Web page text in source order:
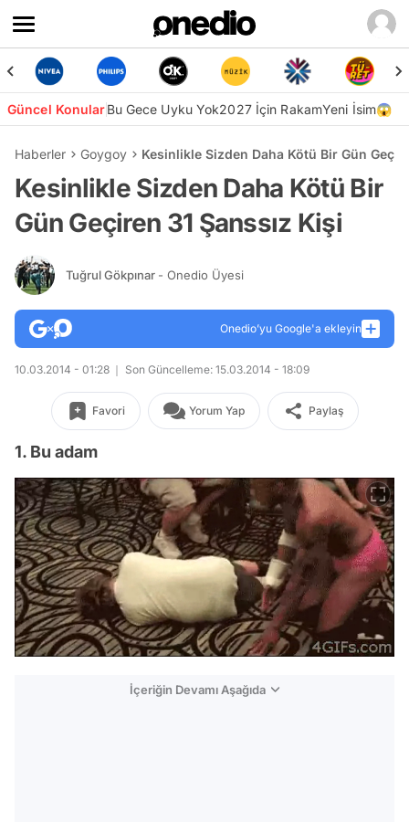
Güncel KonularBu Gece Uyku Yok2027 İçin RakamYeni İsim😱
Haberler Goygoy Kesinlikle Sizden Daha Kötü Bir Gün
Kesinlikle Sizden Daha Kötü Bir
Gün Geçiren 31 Şanssız Kişi
Tuğrul Gökpınar - Onedio Üyesi
Onedio’yu Google'a ekleyin
10.03.2014 - 01:28 Son Güncelleme: 15.03.2014 - 18:09
Favori Yorum Yap Paylaş
1. Bu adam
İçeriğin Devamı Aşağıda